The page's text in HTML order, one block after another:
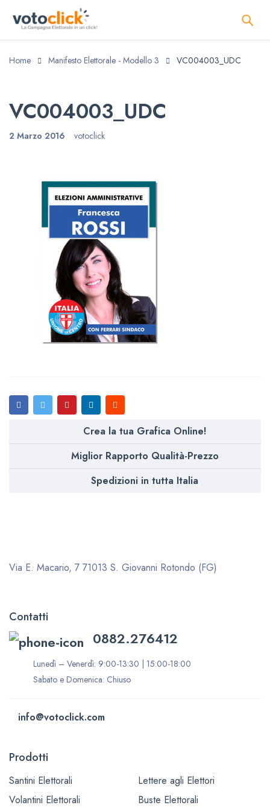
Home Manifesto Elettorale - Modello 3 VC004003_UDC
VC004003_UDC
2 Marzo 2016 votoclick
Crea la tua Grafica Online!
Miglior Rapporto Qualità-Prezzo
Spedizioni in tutta Italia
Via E. Macario, 7 71013 S. Giovanni Rotondo (FG)
Contatti
0882.276412
Lunedì – Venerdì: 9:00-13:30 | 15:00-18:00
Sabato e Domenica: Chiuso
info@votoclick.com
Prodotti
Santini Elettorali
Volantini Elettorali
Lettere agli Elettori
Buste Elettorali